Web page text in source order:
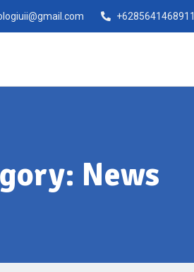
+6285641468911
News